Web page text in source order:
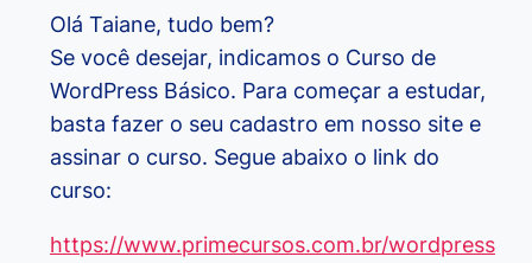
Olá Taiane, tudo bem?
Se você desejar, indicamos o Curso de
WordPress Básico. Para começar a estudar,
basta fazer o seu cadastro em nosso site e
assinar o curso. Segue abaixo o link do
curso:
https://www.primecursos.com.br/wordpress